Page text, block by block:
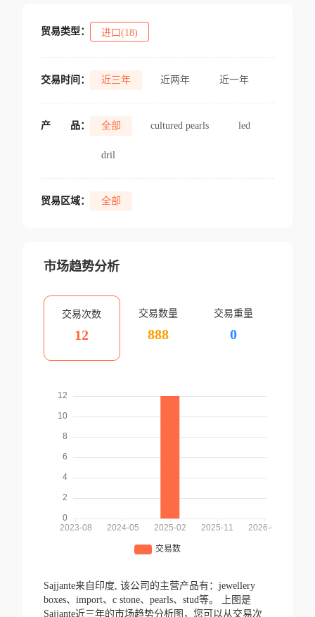
贸易类型： 进口(18)
交易时间： 近三年 近两年 近一年
产 品： 全部 cultured pearls led
dril
贸易区域： 全部
市场趋势分析
交易次数
12
交易数量
888
交易重量
0
Sajjante来自印度, 该公司的主营产品有：jewellery
boxes、import、c stone、pearls、stud等。
上图是
Sajjante近三年的市场趋势分析图，您可以从交易次